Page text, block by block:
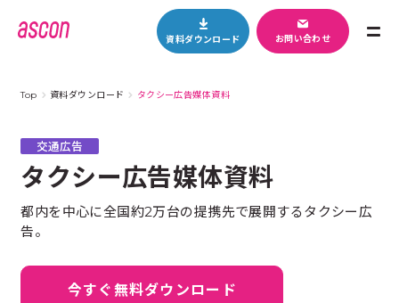
資料ダウンロード お問い合わせ
Top 資料ダウンロード タクシー広告媒体資料
交通広告
タクシー広告媒体資料
都内を中心に全国約2万台の提携先で展開するタクシー広
告。
今すぐ無料ダウンロード